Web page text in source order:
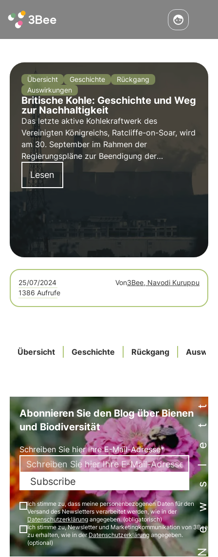
Übersicht Geschichte
Rückgang
Auswirkungen
Britische Kohle: Geschichte und Weg
zur Nachhaltigkeit
Das letzte aktive Kohlekraftwerk des
Vereinigten Königreichs, Ratcliffe-on-Soar, wird
am 30. September im Rahmen der
Regierungspläne zur Beendigung der
Kohleproduktion in Großbritannien
geschlossen. Das Vereinigte Königreich hat sich
verpflichtet, seine Treibhausgasemissionen bis
vollständig "saubere" Stromversorgung mit
erneuerbaren Energien zu erreichen.
Lesen
25/07/2024 Von3Bee, Navodi Kuruppu
1386 Aufrufe
Übersicht Geschichte Rückgang Newsletter
Abonnieren Sie den Blog über Bienen
und Biodiversität
Schreiben Sie hier Ihre E-Mail-Adresse*
Subscribe
Ich stimme zu, dass meine personenbezogenen Daten für den
Versand des Newsletters verarbeitet werden, wie in der
Datenschutzerklärung angegeben. (obligatorisch)
Ich stimme zu, Newsletter und Marketingkommunikation von 3Bee
zu erhalten, wie in derDatenschutzerklärungangegeben.
(optional)